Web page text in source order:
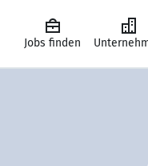
Jobs finden